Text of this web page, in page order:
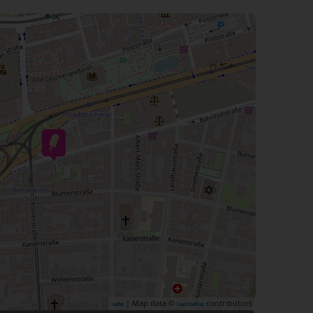
Leaflet | Map data © OpenStreetMap contributors